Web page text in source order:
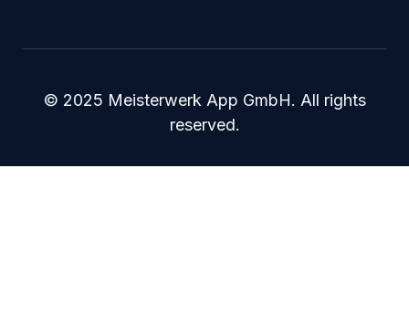
© 2025 Meisterwerk App GmbH. All rights
reserved.